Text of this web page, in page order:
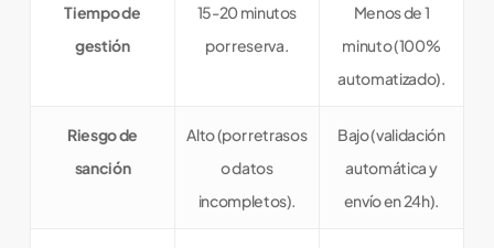
Tiempo de
gestión
15-20 minutos
por reserva.
Menos de 1
minuto (100%
automatizado).
Riesgo de
sanción
Alto (por retrasos
o datos
incompletos).
Bajo (validación
automática y
envío en 24h).